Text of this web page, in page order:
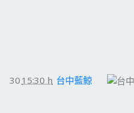
30 15:30 h 台中藍鯨